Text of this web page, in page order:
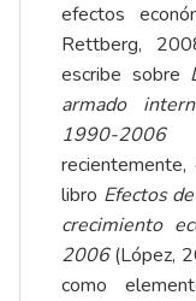
efectos
Rettberg,
escribe sobre
armado
1990-2006
libro Efectos
crecimiento
2006(López,
como